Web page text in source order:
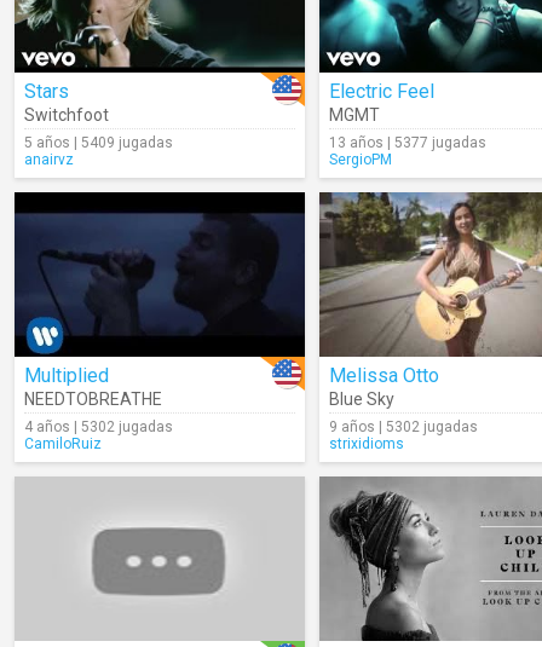
Stars
Switchfoot
5 años | 5409 jugadas
anairvz
Electric Feel
MGMT
13 años | 5377 jugadas
SergioPM
Multiplied
NEEDTOBREATHE
4 años | 5302 jugadas
CamiloRuiz
Melissa Otto
Blue Sky
9 años | 5302 jugadas
strixidioms